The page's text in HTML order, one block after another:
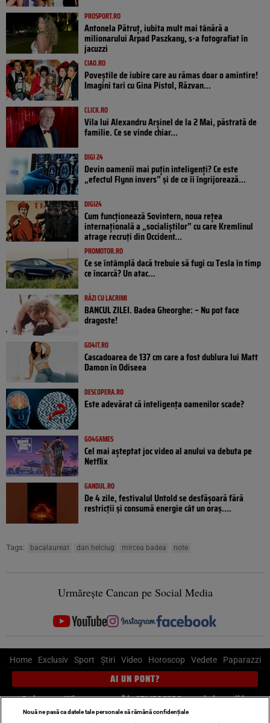
PROSPORT.RO
Antonela Pătruț, iubita mult mai tânără a
milionarului Arpad Paszkany, s-a fotografiat în
jacuzzi
CIAO.RO
Poveştile de iubire care au rămas doar o amintire!
Imagini tari cu Gina Pistol, Răzvan...
CLICK.RO
Vila lui Alexandru Arșinel de la 2 Mai, păstrată de
familie. Ce se vinde chiar...
DIGI 24
Devin oamenii mai puțin inteligenți? Ce este
„efectul Flynn invers” și de ce îi îngrijorează...
DIGI24
Cum funcționează Sovintern, noua rețea
internațională a „socialiștilor” cu care Kremlinul
atrage recruți din Occident...
PROMOTOR.RO
Ce se întâmplă dacă trebuie să fugi cu Tesla în timp
ce încarcă? Un atac...
RÂZI CU LACRIMI
BANCUL ZILEI. Badea Gheorghe: – Nu pot face
dragoste!
GO4IT.RO
Cascadoarea de 137 cm care a fost dublura lui Matt
Damon în Odiseea
DESCOPERA.RO
Este adevărat că inteligența oamenilor scade?
GO4GAMES
Cel mai așteptat joc video al anului va debuta pe
Netflix
GANDUL.RO
De 4 zile, festivalul Untold se desfășoară fără
restricții și consumă energie cât un oraș....
Tags: bacalaureat dan helciug mircea badea note
Urmărește Cancan pe Social Media
Home Exclusiv Sport Știri Video Horoscop Vedete Paparazzi
AI UN PONT?
Scrie-ne pe Whatsapp, sună la 0741226226 sau trimite mail la
pont@cancan.ro
Nouă ne pasă ca datele tale personale să rămână confidențiale